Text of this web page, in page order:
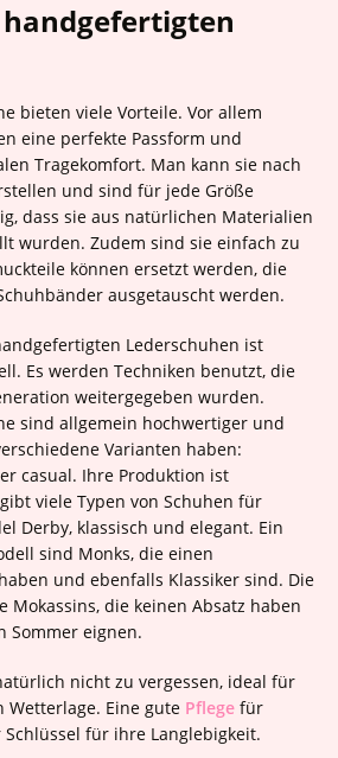
bieten viele Vorteile. Vor allem
eine perfekte Passform und
Tragekomfort. Man kann sie nach
und sind für jede Größe
dass sie aus natürlichen Materialien
wurden. Zudem sind sie einfach zu
können ersetzt werden, die
ausgetauscht werden.
Lederschuhen ist
Es werden Techniken benutzt, die
weitergegeben wurden.
sind allgemein hochwertiger und
Varianten haben:
casual. Ihre Produktion ist
viele Typen von Schuhen für
Derby, klassisch und elegant. Ein
sind Monks, die einen
und ebenfalls Klassiker sind. Die
Mokassins, die keinen Absatz haben
Sommer eignen.
nicht zu vergessen, ideal für
Wetterlage. Eine gute Pflege für
für ihre Langlebigkeit.